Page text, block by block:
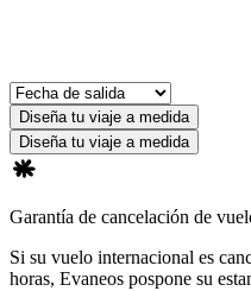
Diseña tu viaje a medida
Diseña tu viaje a medida
Garantía de cancelación de
Si su vuelo internacional es
horas, Evaneos pospone su